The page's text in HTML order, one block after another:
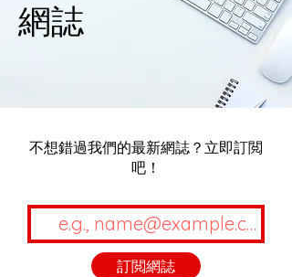
網誌
不想錯過我們的最新網誌？立即訂閲
吧！
訂閲網誌